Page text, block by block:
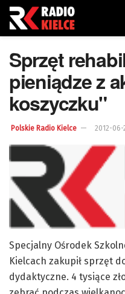
Sprzęt
pieniądze z
koszyczku"
Polskie Radio Kielce 2012-06-
Specjalny Ośrodek
Kielcach zakupił sprzęt
dydaktyczne. 4 tysiące